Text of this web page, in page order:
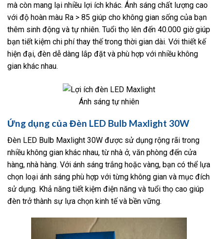
mà còn mang lại nhiều lợi ích khác. Ánh sáng chất lượng cao
với độ hoàn màu Ra > 85 giúp cho không gian sống của bạn
thêm sinh động và tự nhiên. Tuổi thọ lên đến 40.000 giờ giúp
bạn tiết kiệm chi phí thay thế trong thời gian dài. Với thiết kế
hiện đại, đèn dễ dàng lắp đặt và phù hợp với nhiều không
gian khác nhau.
Ánh sáng tự nhiên
Ứng dụng của Đèn LED Bulb Maxlight 30W
Đèn LED Bulb Maxlight 30W được sử dụng rộng rãi trong
nhiều không gian khác nhau, từ nhà ở, văn phòng đến cửa
hàng, nhà hàng. Với ánh sáng trắng hoặc vàng, bạn có thể lựa
chọn loại ánh sáng phù hợp với từng không gian và mục đích
sử dụng. Khả năng tiết kiệm điện năng và tuổi thọ cao giúp
đèn trở thành sự lựa chọn kinh tế và bền vững.